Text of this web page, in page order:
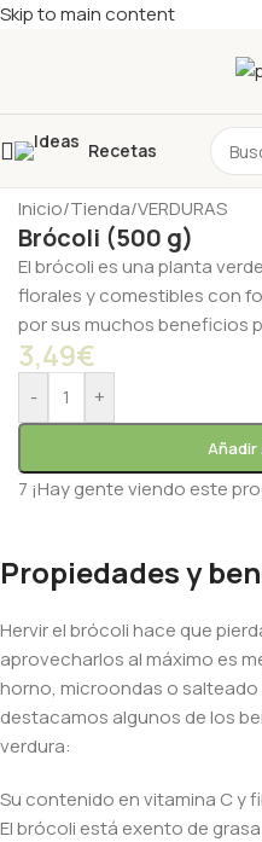
Skip to main content
Recetas
Inicio/Tienda/VERDURAS
Brócoli (500 g)
El brócoli es una planta
florales y comestibles con
por sus muchos beneficios
3,49€
- +
Añadir
7 ¡Hay gente viendo este
Propiedades y
Hervir el brócoli hace que
aprovecharlos al máximo es
horno, microondas o
destacamos algunos de los
verdura:
Su contenido en vitamina C y
El brócoli está exento de